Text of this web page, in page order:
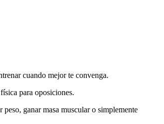
cuando mejor te convenga.
para oposiciones.
ganar masa muscular o simplemente